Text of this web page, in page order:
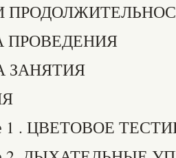
ПРОВЕДЕНИЯ
ЗАНЯТИЯ
1 . ЦВЕТОВОЕ